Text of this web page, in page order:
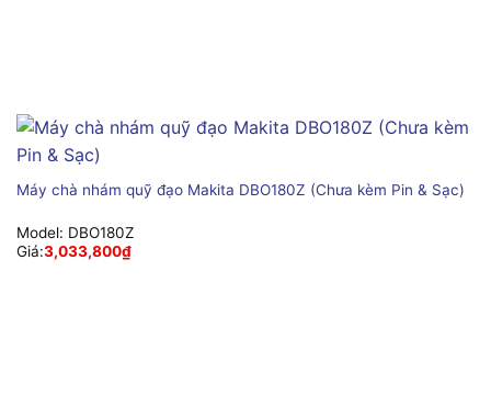
Máy chà nhám quỹ đạo Makita DBO180Z (Chưa kèm Pin & Sạc)
Model: DBO180Z
Giá:3,033,800₫